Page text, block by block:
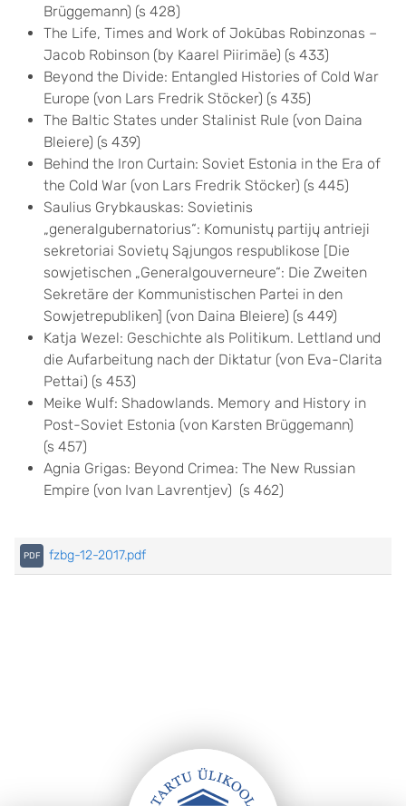
Brüggemann) (s 428)
The Life, Times and Work of Jokūbas Robinzonas –
Jacob Robinson (by Kaarel Piirimäe) (s 433)
Beyond the Divide: Entangled Histories of Cold War
Europe (von Lars Fredrik Stöcker) (s 435)
The Baltic States under Stalinist Rule (von Daina
Bleiere) (s 439)
Behind the Iron Curtain: Soviet Estonia in the Era of
the Cold War (von Lars Fredrik Stöcker) (s 445)
Saulius Grybkauskas: Sovietinis
„generalgubernatorius“: Komunistų partijų antrieji
sekretoriai Sovietų Sąjungos respublikose [Die
sowjetischen „Generalgouverneure“: Die Zweiten
Sekretäre der Kommunistischen Partei in den
Sowjetrepubliken] (von Daina Bleiere) (s 449)
Katja Wezel: Geschichte als Politikum. Lettland und
die Aufarbeitung nach der Diktatur (von Eva-Clarita
Pettai) (s 453)
Meike Wulf: Shadowlands. Memory and History in
Post-Soviet Estonia (von Karsten Brüggemann)
(s 457)
Agnia Grigas: Beyond Crimea: The New Russian
Empire (von Ivan Lavrentjev) (s 462)
fzbg-12-2017.pdf